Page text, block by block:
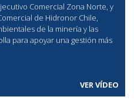
Comercial Zona Norte, y
de Hidronor Chile,
de la minería y las
para apoyar una gestión más
VER VÍDEO